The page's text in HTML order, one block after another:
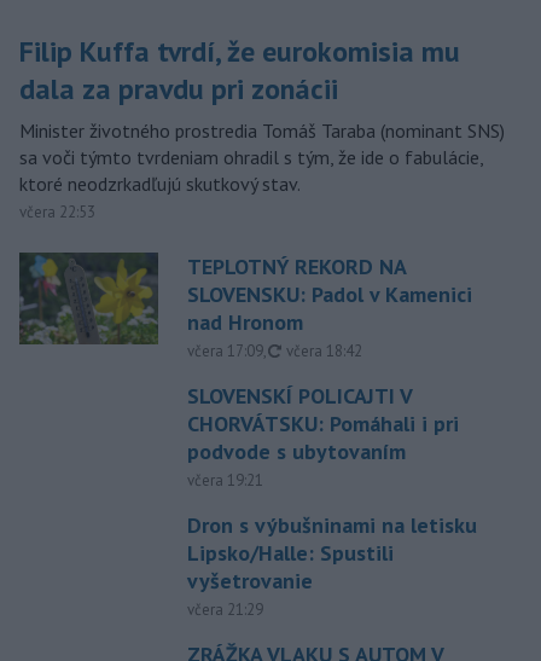
Filip Kuffa tvrdí, že eurokomisia mu
dala za pravdu pri zonácii
Minister životného prostredia Tomáš Taraba (nominant SNS)
sa voči týmto tvrdeniam ohradil s tým, že ide o fabulácie,
ktoré neodzrkadľujú skutkový stav.
včera 22:53
TEPLOTNÝ REKORD NA
SLOVENSKU: Padol v Kamenici
nad Hronom
včera 17:09, aktualizované
včera 18:42
SLOVENSKÍ POLICAJTI V
CHORVÁTSKU: Pomáhali i pri
podvode s ubytovaním
včera 19:21
Dron s výbušninami na letisku
Lipsko/Halle: Spustili
vyšetrovanie
včera 21:29
ZRÁŽKA VLAKU S AUTOM V